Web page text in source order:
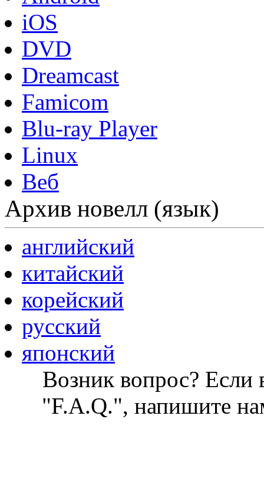
iOS
DVD
Dreamcast
Famicom
Blu-ray Player
Linux
Веб
Архив новелл (язык)
английский
китайский
корейский
русский
японский
Возник вопрос? Если
"F.A.Q.", напишите